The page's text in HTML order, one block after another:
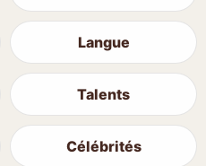
Langue
Talents
Célébrités